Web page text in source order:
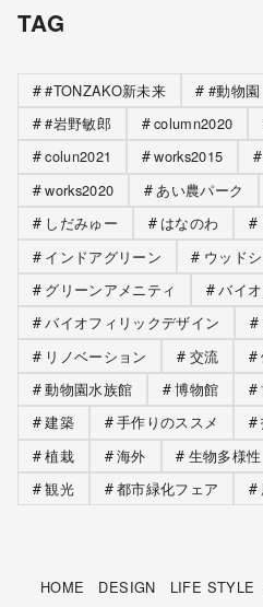
TAG
#TONZAKO新未来 #動物園
#岩野敏郎
column2020
colun2021
works2015
works2020
あい農パーク
しだみゅー
はなのわ
インドアグリーン
ウッド
グリーンアメニティ
バイ
バイオフィリックデザイン
リノベーション
交流
動物園水族館
博物館
建築
手作りのススメ
植栽
海外 生物多様性
観光
都市緑化フェア
HOME DESIGN LIFE STYLE